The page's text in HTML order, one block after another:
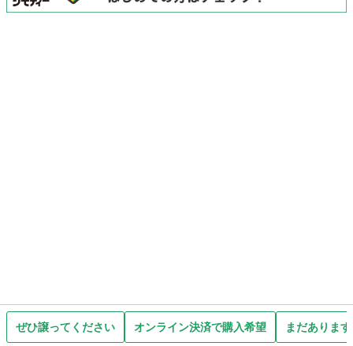
ぜひ譲ってください オンライン決済で購入希望 まだありま